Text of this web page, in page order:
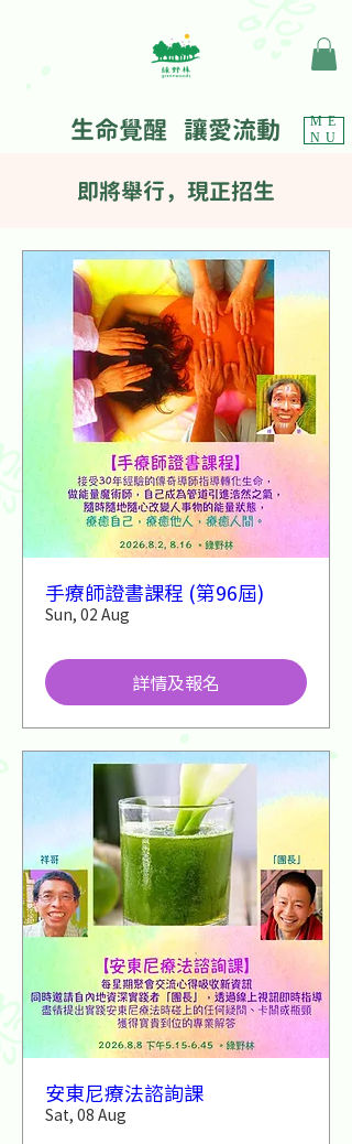
ME
NU
生命覺醒 讓愛流動
​即將舉行，現正招生
手療師證書課程 (第96屆)
Sun, 02 Aug
詳情及報名
安東尼療法諮詢課
Sat, 08 Aug